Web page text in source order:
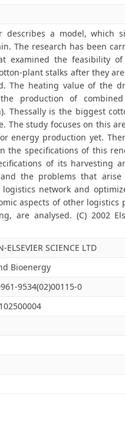
describes a model, which
The research has been
examined the feasibility
plant stalks after they
The heating value of the
production of
Thessally is the biggest
The study focuses on this
energy production yet.
the specifications of this
of its harvesting
the problems that
network and
aspects of other logistics
are analysed. (C) 2002
ELSEVIER SCIENCE LTD
Bioenergy
9534(02)00115-0